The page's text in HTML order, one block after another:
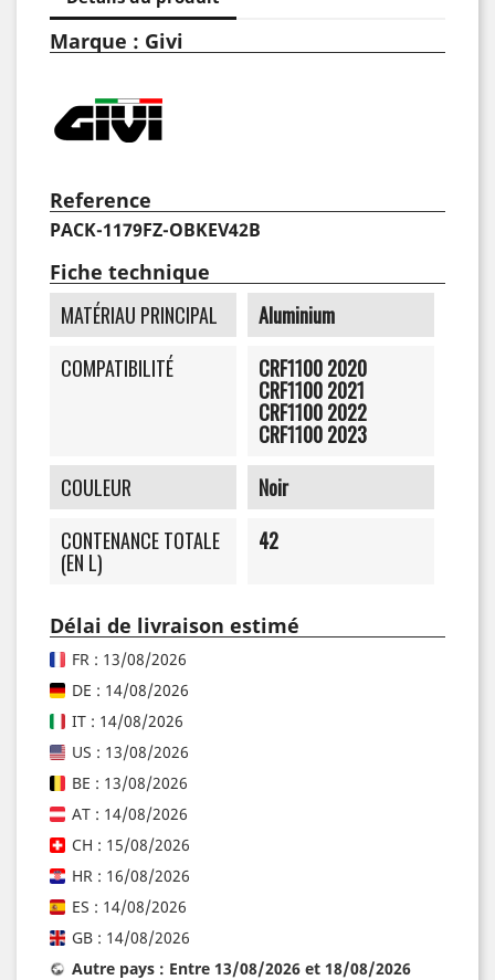
Marque : Givi
Reference
PACK-1179FZ-OBKEV42B
Fiche technique
MATÉRIAU PRINCIPAL
Aluminium
COMPATIBILITÉ
CRF1100 2020
CRF1100 2021
CRF1100 2022
CRF1100 2023
COULEUR
Noir
CONTENANCE TOTALE
(EN L)
42
Délai de livraison estimé
FR : 13/08/2026
DE : 14/08/2026
IT : 14/08/2026
US : 13/08/2026
BE : 13/08/2026
AT : 14/08/2026
CH : 15/08/2026
HR : 16/08/2026
ES : 14/08/2026
GB : 14/08/2026
Autre pays : Entre 13/08/2026 et 18/08/2026